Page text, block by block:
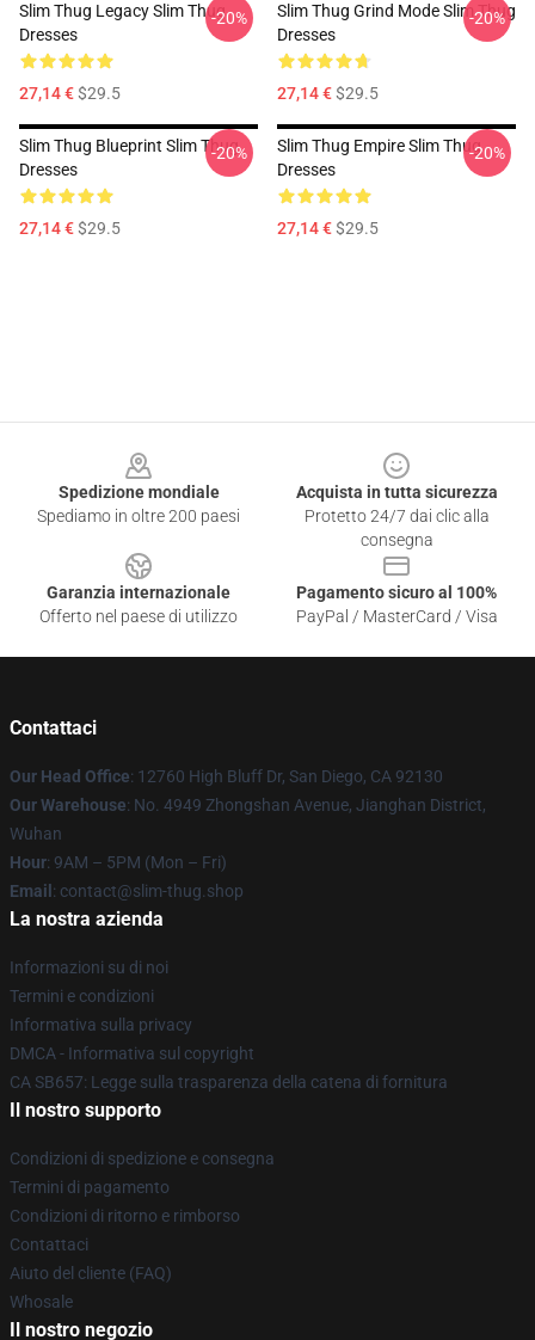
Slim Thug Legacy Slim Thug
Dresses
27,14 €$29.5
-20%
Slim Thug Grind Mode Slim Thug
Dresses
27,14 €$29.5
-20%
Slim Thug Blueprint Slim Thug
Dresses
27,14 €$29.5
-20%
Slim Thug Empire Slim Thug
Dresses
27,14 €$29.5
-20%
Spedizione mondiale
Spediamo in oltre 200 paesi
Acquista in tutta sicurezza
Protetto 24/7 dai clic alla
consegna
Garanzia internazionale
Offerto nel paese di utilizzo
Pagamento sicuro al 100%
PayPal / MasterCard / Visa
Contattaci
Our Head Office: 12760 High Bluff Dr, San Diego, CA 92130
Our Warehouse: No. 4949 Zhongshan Avenue, Jianghan District,
Wuhan
Hour: 9AM – 5PM (Mon – Fri)
Email : contact@slim-thug.shop
La nostra azienda
Informazioni su di noi
Termini e condizioni
Informativa sulla privacy
DMCA - Informativa sul copyright
CA SB657: Legge sulla trasparenza della catena di fornitura
Il nostro supporto
Condizioni di spedizione e consegna
Termini di pagamento
Condizioni di ritorno e rimborso
Contattaci
Aiuto del cliente (FAQ)
Whosale
Il nostro negozio